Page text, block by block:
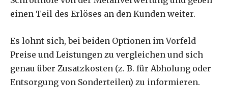
einen Teil des Erlöses an den Kunden weiter.
Es lohnt sich, bei beiden Optionen im Vorfeld
Preise und Leistungen zu vergleichen und sich
genau über Zusatzkosten (z. B. für Abholung oder
Entsorgung von Sonderteilen) zu informieren.